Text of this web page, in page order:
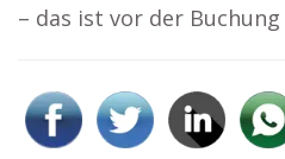
– das ist vor der